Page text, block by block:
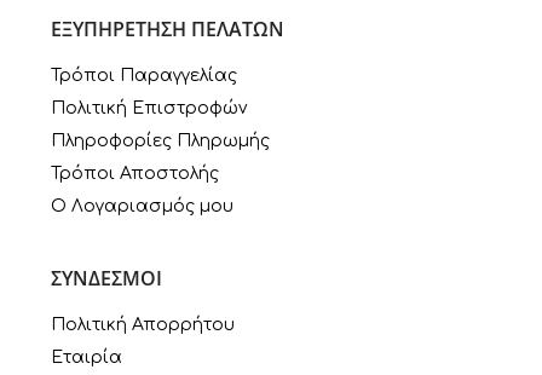
ΕΞΥΠΗΡΕΤΗΣΗ ΠΕΛΑΤΩΝ
Τρόποι Παραγγελίας
Πολιτική Επιστροφών
Πληροφορίες Πληρωμής
Τρόποι Αποστολής
Ο Λογαριασμός μου
ΣΥΝΔΕΣΜΟΙ
Πολιτική Απορρήτου
Εταιρία